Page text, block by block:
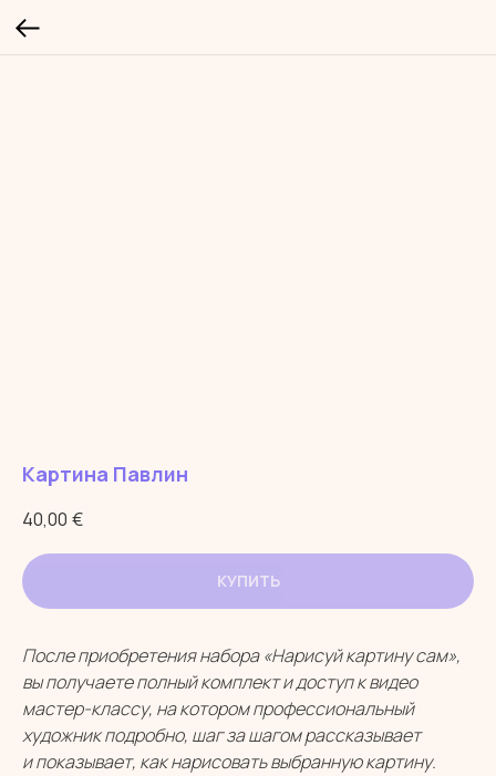
Картина Павлин
40,00 €
КУПИТЬ
После приобретения набора «Нарисуй картину сам»,
вы получаете полный комплект и доступ к видео
мастер-классу, на котором профессиональный
художник подробно, шаг за шагом рассказывает
и показывает, как нарисовать выбранную картину.